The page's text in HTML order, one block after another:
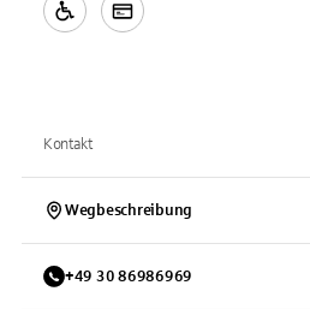
Kontakt
Wegbeschreibung
+49 30 86986969